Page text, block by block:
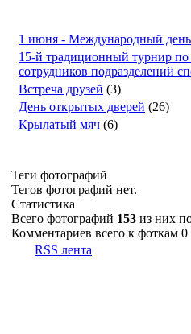
1 июня - Международный
15-й традиционный турнир
сотрудников подразделений
Встреча друзей (3)
День открытых дверей (26)
Крылатый мяч (6)
Теги фотографий
Тегов фотографий нет.
Статистика
Всего фотографий 153 из них
Комментариев всего к фоткам 0
RSS лента